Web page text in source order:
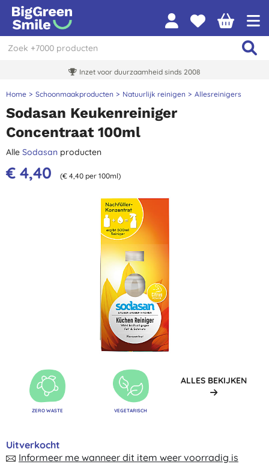
Inzet voor duurzaamheid sinds 2008
Home Schoonmaakproducten Natuurlijk reinigen Allesreinigers
Sodasan Keukenreiniger
Concentraat 100ml
Alle Sodasan producten
€ 4,40 (€ 4,40 per 100ml)
ZERO WASTE VEGETARISCH
ALLES BEKIJKEN
Uitverkocht
Informeer me wanneer dit item weer voorradig is